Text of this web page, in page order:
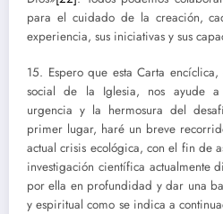
para el cuidado de la creación,
experiencia, sus iniciativas y sus
15. Espero que esta Carta
social de la Iglesia, nos ayude
urgencia y la hermosura del
primer lugar, haré un breve
actual crisis ecológica, con el fin de
investigación científica actualmente
por ella en profundidad y dar una
y espiritual como se indica a